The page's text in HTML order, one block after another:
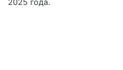
2025 года.